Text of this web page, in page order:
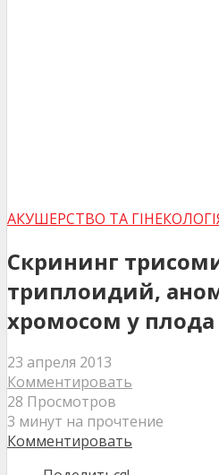
АКУШЕРСТВО ТА
Скрининг
триплоидий,
хромосом у плода
23 апреля 2013
Комментировать
28 Просмотров
3 минут на прочтение
Комментировать